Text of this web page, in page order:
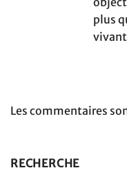
plus
Les commentaires
RECHERCHE